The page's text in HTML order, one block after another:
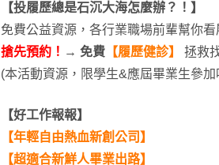
【投履歷總是石沉大海怎麼辦？！】
免費公益資源，各行業職場前輩幫你看
搶先預約！ → 免費 【履歷健診】
拯救
(本活動資源，限學生&應屆畢業生參加
【好工作報報】
【年輕自由熱血新創公司】
【超適合新鮮人畢業出路】